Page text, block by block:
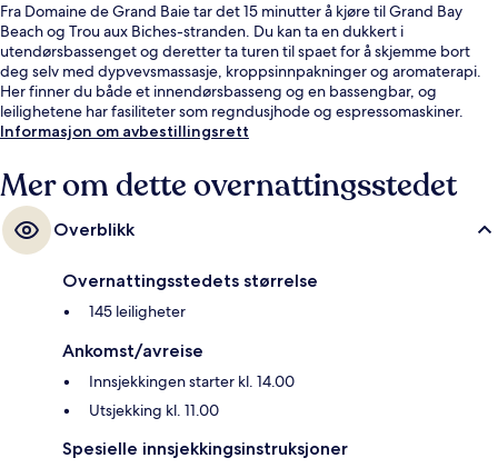
Fra Domaine de Grand Baie tar det 15 minutter å kjøre til Grand Bay
Beach og Trou aux Biches-stranden. Du kan ta en dukkert i
utendørsbassenget og deretter ta turen til spaet for å skjemme bort
deg selv med dypvevsmassasje, kroppsinnpakninger og aromaterapi.
Her finner du både et innendørsbasseng og en bassengbar, og
leilighetene har fasiliteter som regndusjhode og espressomaskiner.
Informasjon om avbestillingsrett
Mer om dette overnattingsstedet
Overblikk
Overnattingsstedets størrelse
145 leiligheter
Ankomst/avreise
Innsjekkingen starter kl. 14.00
Utsjekking kl. 11.00
Spesielle innsjekkingsinstruksjoner